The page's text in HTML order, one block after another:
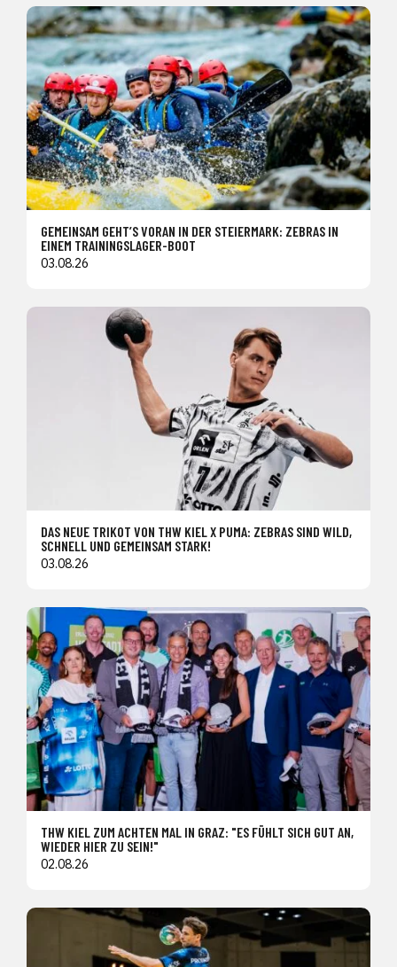
GEMEINSAM GEHT’S VORAN IN DER STEIERMARK: ZEBRAS IN
EINEM TRAININGSLAGER-BOOT
03.08.26
DAS NEUE TRIKOT VON THW KIEL X PUMA: ZEBRAS SIND WILD,
SCHNELL UND GEMEINSAM STARK!
03.08.26
THW KIEL ZUM ACHTEN MAL IN GRAZ: "ES FÜHLT SICH GUT AN,
WIEDER HIER ZU SEIN!"
02.08.26